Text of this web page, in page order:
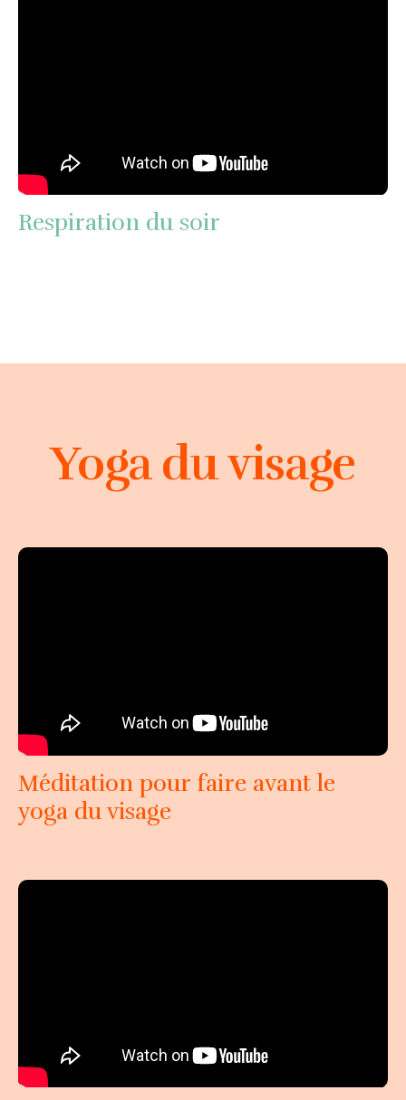
Respiration du soir
Yoga du visage
Méditation pour faire avant le
yoga du visage